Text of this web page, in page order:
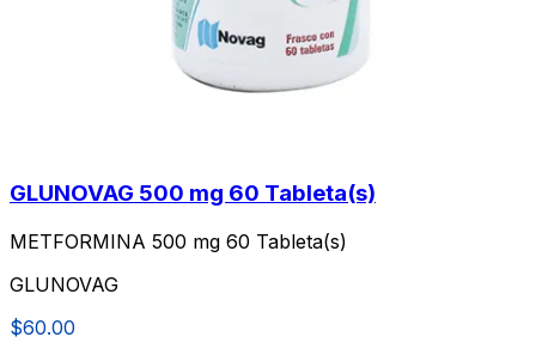
GLUNOVAG 500 mg 60 Tableta(s)
METFORMINA 500 mg 60 Tableta(s)
GLUNOVAG
$60.00